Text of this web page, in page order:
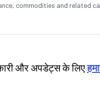
commodities and related
और अपडेट्स के लिए